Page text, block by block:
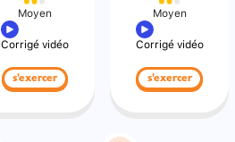
Moyen
Corrigé vidéo
s'exercer
Moyen
Corrigé vidéo
s'exercer